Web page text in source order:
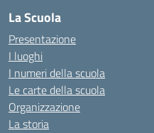
La Scuola
Presentazione
I luoghi
I numeri della scuola
Le carte della scuola
Organizzazione
La storia